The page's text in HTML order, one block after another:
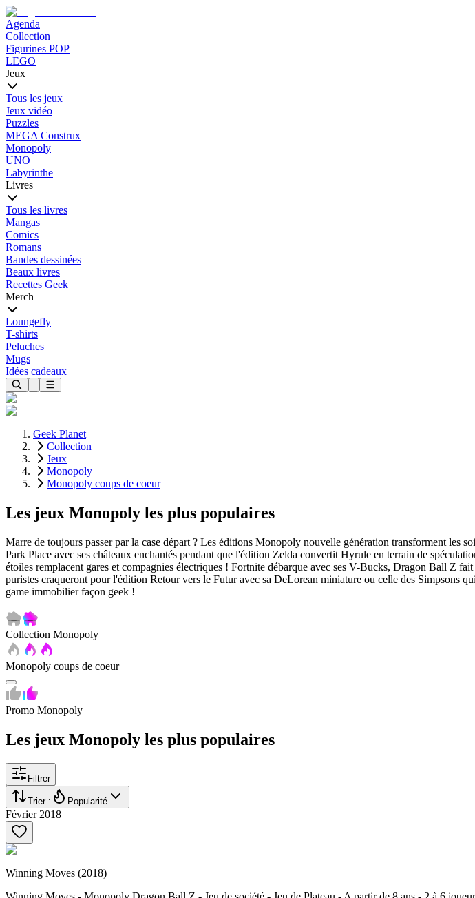
Agenda
Collection
Figurines POP
LEGO
Jeux
Tous les jeux
Jeux vidéo
Puzzles
MEGA Construx
Monopoly
UNO
Labyrinthe
Livres
Tous les livres
Mangas
Comics
Romans
Bandes dessinées
Beaux livres
Recettes Geek
Merch
Loungefly
T-shirts
Peluches
Mugs
Idées cadeaux
Geek Planet
Collection
Jeux
Monopoly
Monopoly coups de coeur
Les jeux Monopoly les plus populaires
Marre de toujours passer par la case départ ? Les éditions Monopoly nouvelle génération transforment les
Park Place avec ses châteaux enchantés pendant que l'édition Zelda convertit Hyrule en terrain de
étoiles remplacent gares et compagnies électriques ! Fortnite débarque avec ses V-Bucks, Dragon Ball Z
puristes craqueront pour l'édition Retour vers le Futur avec sa DeLorean miniature ou celle des Simpsons
game immobilier façon geek !
Collection Monopoly
Monopoly coups de coeur
Promo Monopoly
Les jeux Monopoly les plus populaires
Filtrer
Trier : Popularité
Février 2018
Winning Moves (2018)